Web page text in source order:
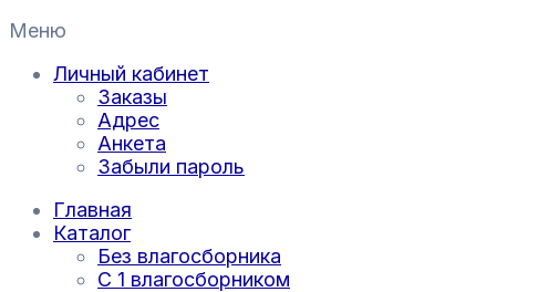
Меню
Личный кабинет
Заказы
Адрес
Анкета
Забыли пароль
Главная
Каталог
Без влагосборника
С 1 влагосборником